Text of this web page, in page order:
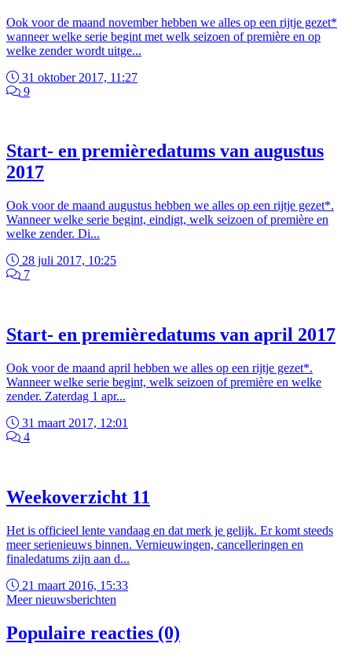
Ook voor de maand november hebben we alles op een rijtje gezet*
wanneer welke serie begint met welk seizoen of première en op
welke zender wordt uitge...
31 oktober 2017, 11:27
9
Start- en premièredatums van augustus
2017
Ook voor de maand augustus hebben we alles op een rijtje gezet*.
Wanneer welke serie begint, eindigt, welk seizoen of première en
welke zender. Di...
28 juli 2017, 10:25
7
Start- en premièredatums van april 2017
Ook voor de maand april hebben we alles op een rijtje gezet*.
Wanneer welke serie begint, welk seizoen of première en welke
zender. Zaterdag 1 apr...
31 maart 2017, 12:01
4
Weekoverzicht 11
Het is officieel lente vandaag en dat merk je gelijk. Er komt steeds
meer serienieuws binnen. Vernieuwingen, cancelleringen en
finaledatums zijn aan d...
21 maart 2016, 15:33
Meer nieuwsberichten
Populaire reacties (0)